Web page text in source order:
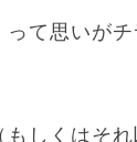
て思いが
しくはそ